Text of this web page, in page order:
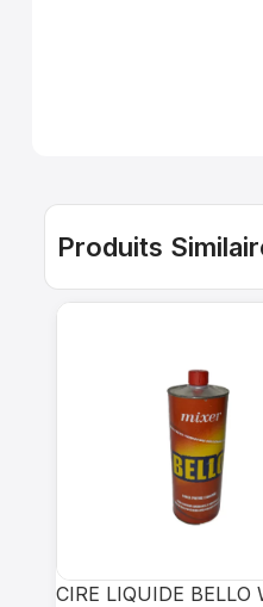
Produits
CIRE LIQUIDE BELLO